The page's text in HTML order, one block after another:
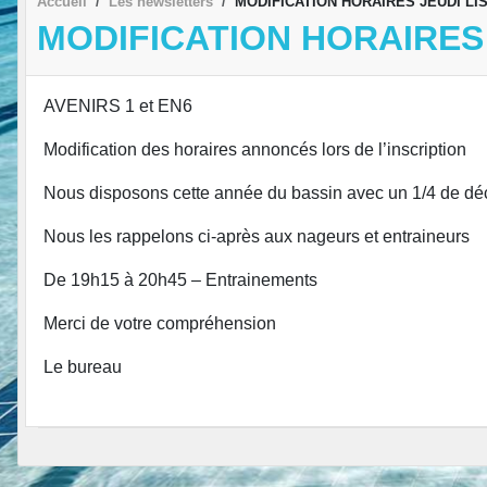
MODIFICATION
AVENIRS 1 et EN6
Modification des horaires annoncés lors de l’inscription
Nous disposons cette année du bassin avec un 1/4 de
Nous les rappelons ci-après aux nageurs et entraineurs
De 19h15 à 20h45 – Entrainements
Merci de votre compréhension
Le bureau